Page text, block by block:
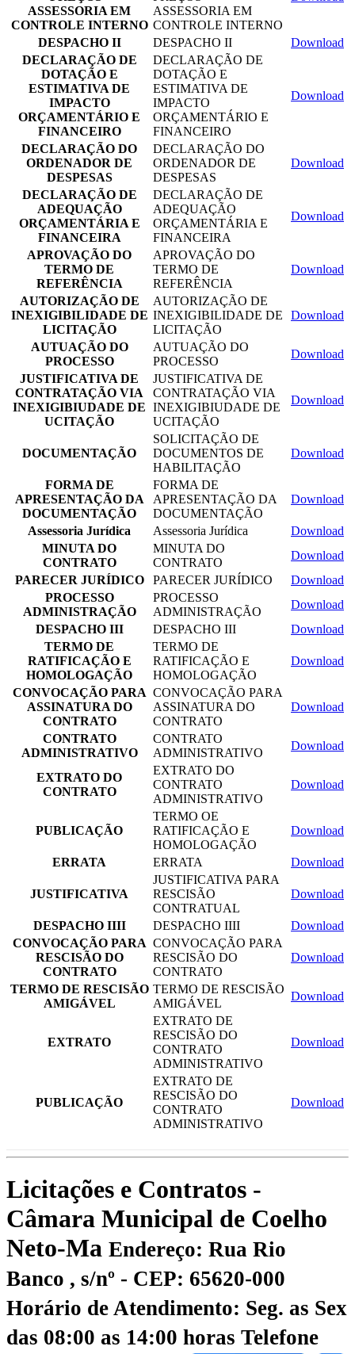
ASSESSORIA EM
CONTROLE INTERNO
ASSESSORIA EM
CONTROLE INTERNO
DESPACHO II DESPACHO II
Download
DECLARAÇÃO DE
DOTAÇÃO E
ESTIMATIVA DE
IMPACTO
ORÇAMENTÁRIO E
FINANCEIRO
DECLARAÇÃO DE
DOTAÇÃO E
ESTIMATIVA DE
IMPACTO
ORÇAMENTÁRIO E
FINANCEIRO
Download
DECLARAÇÃO DO
ORDENADOR DE
DESPESAS
DECLARAÇÃO DO
ORDENADOR DE
DESPESAS
Download
DECLARAÇÃO DE
ADEQUAÇÃO
ORÇAMENTÁRIA E
FINANCEIRA
DECLARAÇÃO DE
ADEQUAÇÃO
ORÇAMENTÁRIA E
FINANCEIRA
Download
APROVAÇÃO DO
TERMO DE
REFERÊNCIA
APROVAÇÃO DO
TERMO DE
REFERÊNCIA
Download
AUTORIZAÇÃO DE
INEXIGIBILIDADE DE
LICITAÇÃO
AUTORIZAÇÃO DE
INEXIGIBILIDADE DE
LICITAÇÃO
Download
AUTUAÇÃO DO
PROCESSO
AUTUAÇÃO DO
PROCESSO
Download
JUSTIFICATIVA DE
CONTRATAÇÃO VIA
INEXIGIBIUDADE DE
UCITAÇÃO
JUSTIFICATIVA DE
CONTRATAÇÃO VIA
INEXIGIBIUDADE DE
UCITAÇÃO
Download
DOCUMENTAÇÃO
SOLICITAÇÃO DE
DOCUMENTOS DE
HABILITAÇÃO
Download
FORMA DE
APRESENTAÇÃO DA
DOCUMENTAÇÃO
FORMA DE
APRESENTAÇÃO DA
DOCUMENTAÇÃO
Download
Assessoria Jurídica Assessoria Jurídica
Download
MINUTA DO
CONTRATO
MINUTA DO
CONTRATO
Download
PARECER JURÍDICO
PARECER JURÍDICO
Download
PROCESSO
ADMINISTRAÇÃO
PROCESSO
ADMINISTRAÇÃO
Download
DESPACHO III
DESPACHO III
Download
TERMO DE
RATIFICAÇÃO E
HOMOLOGAÇÃO
TERMO DE
RATIFICAÇÃO E
HOMOLOGAÇÃO
Download
CONVOCAÇÃO PARA
ASSINATURA DO
CONTRATO
CONVOCAÇÃO PARA
ASSINATURA DO
CONTRATO
Download
CONTRATO
ADMINISTRATIVO
CONTRATO
ADMINISTRATIVO
Download
EXTRATO DO
CONTRATO
EXTRATO DO
CONTRATO
ADMINISTRATIVO
Download
PUBLICAÇÃO
TERMO OE
RATIFICAÇÃO E
HOMOLOGAÇÃO
Download
ERRATA ERRATA Download
JUSTIFICATIVA
JUSTIFICATIVA PARA
RESCISÃO
CONTRATUAL
Download
DESPACHO IIII DESPACHO IIII
Download
CONVOCAÇÃO PARA
RESCISÃO DO
CONTRATO
CONVOCAÇÃO PARA
RESCISÃO DO
CONTRATO
Download
TERMO DE RESCISÃO
AMIGÁVEL
TERMO DE RESCISÃO
AMIGÁVEL
Download
EXTRATO
EXTRATO DE
RESCISÃO DO
CONTRATO
ADMINISTRATIVO
Download
PUBLICAÇÃO
EXTRATO DE
RESCISÃO DO
CONTRATO
ADMINISTRATIVO
Download
Licitações e Contratos -
Câmara Municipal de Coelho
Neto-Ma Endereço: Rua Rio
Banco , s/nº - CEP: 65620-000
Horário de Atendimento: Seg. as Sex
das 08:00 as 14:00 horas Telefone